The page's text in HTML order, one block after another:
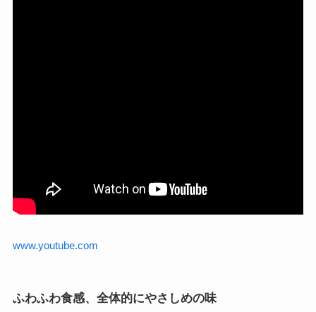
www.youtube.com
ふわふわ食感、全体的にやさしめの味